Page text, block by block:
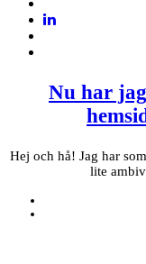
Nu har
Hej och hå! Jag har
lite